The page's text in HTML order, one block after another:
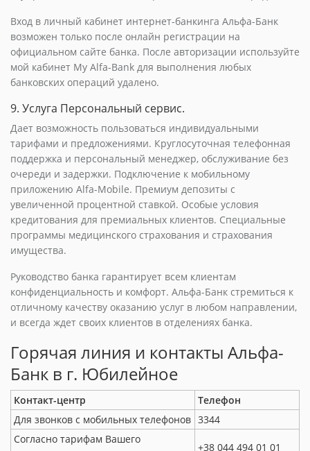
Вход в личный кабинет интернет-банкинга Альфа-Банк
возможен только после онлайн регистрации на
официальном сайте банка. После авторизации используйте
мой кабинет My Alfa-Bank для выполнения любых
банковских операций удалено.
9. Услуга Персональный сервис.
Дает возможность пользоваться индивидуальными
тарифами и предложениями. Круглосуточная телефонная
поддержка и персональный менеджер, обслуживание без
очереди и задержки. Подключение к мобильному
приложению Alfa-Mobile. Премиум депозиты с
увеличенной процентной ставкой. Особые условия
кредитования для премиальных клиентов. Специальные
программы медицинского страхования и страхования
имущества.
Руководство банка гарантирует всем клиентам
конфиденциальность и комфорт. Альфа-Банк стремиться к
отличному качеству оказанию услуг в любом направлении,
и всегда ждет своих клиентов в отделениях банка.
Горячая линия и контакты Альфа-
Банк в г. Юбилейное
Контакт-центр
Телефон
Для звонков с мобильных телефонов 3344
Согласно тарифам Вашего
+38 044 494 01 01